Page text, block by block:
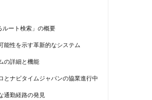
ルート検索」の概要
能性を示す革新的なシステム
の詳細と機能
とナビタイムジャパンの協業進行中
通勤経路の発見